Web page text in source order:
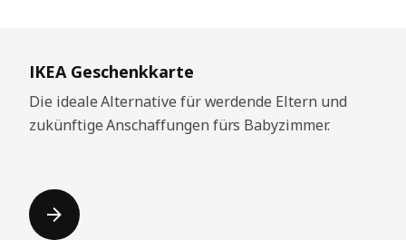
IKEA Geschenkkarte
Die ideale Alternative für werdende Eltern und
zukünftige Anschaffungen fürs Babyzimmer.